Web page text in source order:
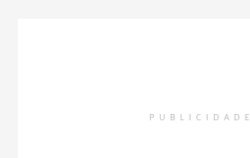
PUBLICIDADE